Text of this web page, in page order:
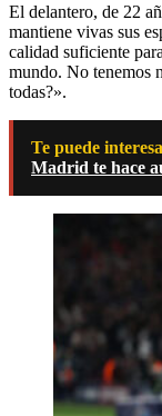
El delantero, de 22
mantiene vivas sus
calidad suficiente
mundo. No tenemos
todas?».
Te puede
Madrid te hace